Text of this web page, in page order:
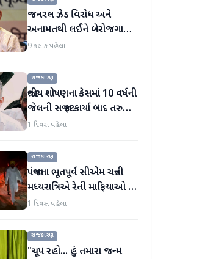
જનરલ ઝેડ વિરોધ અને
અનામતથી લઈને બેરોજગારી
સુધી, મોહન ભાગવતે બધા
9 કલાક પહેલા
રાજકારણ
જાતીય શોષણના કેસમાં 10 વર્ષની
જેલની સજા ફટકાર્યા બાદ તરુણ
તેજપાલનું પહેલું નિવેદન
1 દિવસ પહેલા
રાજકારણ
પંજાબના ભૂતપૂર્વ સીએમ ચન્ની
મધ્યરાત્રિએ રેતી માફિયાઓ પર
દરોડા પાડવા નીકળ્યા
1 દિવસ પહેલા
રાજકારણ
"ચૂપ રહો... હું તમારા જન્મ